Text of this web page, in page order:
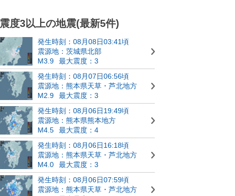
震度3以上の地震(最新5件)
発生時刻：08月08日03:41頃
震源地：茨城県北部
M3.9
最大震度：3
発生時刻：08月07日06:56頃
震源地：熊本県天草・芦北地方
M2.9
最大震度：3
発生時刻：08月06日19:49頃
震源地：熊本県熊本地方
M4.5
最大震度：4
発生時刻：08月06日16:18頃
震源地：熊本県天草・芦北地方
M4.0
最大震度：3
発生時刻：08月06日07:59頃
震源地：熊本県天草・芦北地方